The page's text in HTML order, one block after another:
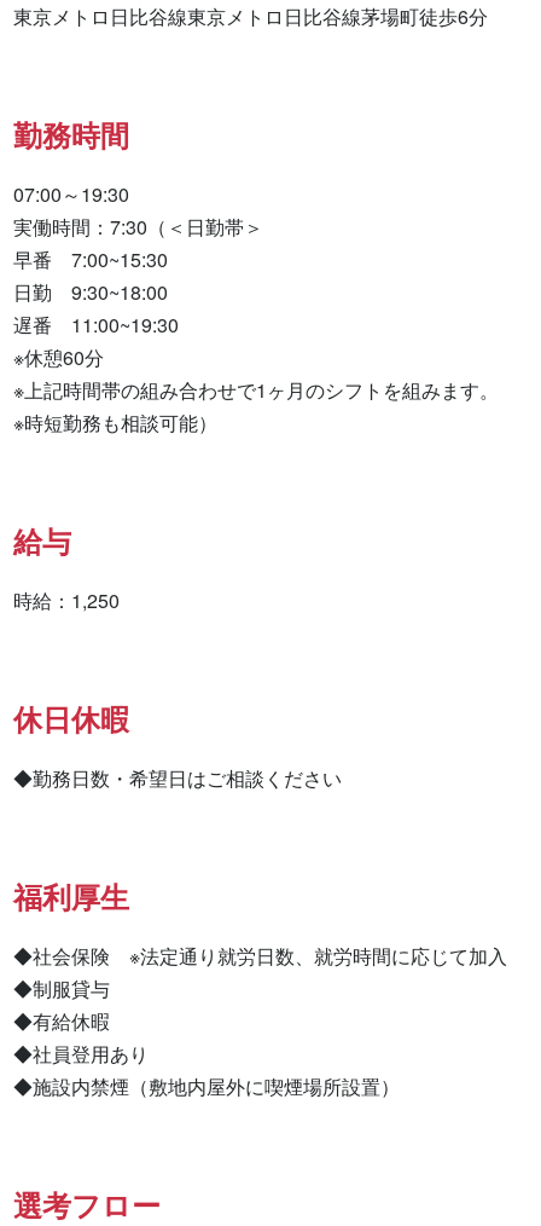
東京メトロ日比谷線東京メトロ日比谷線茅場町徒歩6分
勤務時間
07:00～19:30
実働時間：7:30（＜日勤帯＞
早番　7:00~15:30
日勤　9:30~18:00
遅番　11:00~19:30
※休憩60分
※上記時間帯の組み合わせで1ヶ月のシフトを組みます。
※時短勤務も相談可能）
給与
時給：1,250
休日休暇
◆勤務日数・希望日はご相談ください
福利厚生
◆社会保険　※法定通り就労日数、就労時間に応じて加入
◆制服貸与
◆有給休暇
◆社員登用あり
◆施設内禁煙（敷地内屋外に喫煙場所設置）
選考フロー